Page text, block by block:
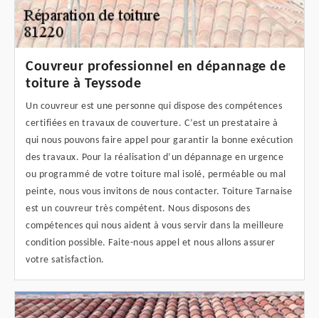
Couvreur professionnel en dépannage de
toiture à Teyssode
Un couvreur est une personne qui dispose des compétences
certifiées en travaux de couverture. C’est un prestataire à
qui nous pouvons faire appel pour garantir la bonne exécution
des travaux. Pour la réalisation d’un dépannage en urgence
ou programmé de votre toiture mal isolé, perméable ou mal
peinte, nous vous invitons de nous contacter. Toiture Tarnaise
est un couvreur très compétent. Nous disposons des
compétences qui nous aident à vous servir dans la meilleure
condition possible. Faite-nous appel et nous allons assurer
votre satisfaction.